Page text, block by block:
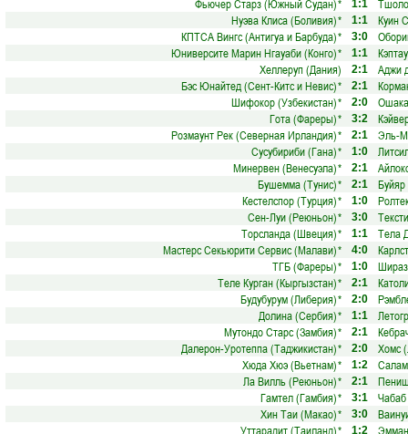
Фьючер Старз (Южный Судан)* 1:1
Нуэва Клиса (Боливия)* 1:1
Куин
КПТСА Вингс (Антигуа и Барбуда)* 3:0
Юниверсите Марин Нгауаби (Конго)* 1:1
Хеллеруп (Дания)
2:1
Аджи
Бэс Юнайтед (Сент-Китс и Невис)* 2:1
Шифокор (Узбекистан)* 2:0
Гота (Фареры)* 3:2
Розмаунт Рек (Северная Ирландия)* 2:1
Эль-
Сусубириби (Гана)* 1:0
Минервен (Венесуэла)* 2:1
Бушемма (Тунис)* 2:1
Кестелспор (Турция)* 1:0
Сен-Луи (Реюньон)* 3:0
Торсланда (Швеция)* 1:1
Тела
Мастерс Секьюрити Сервис (Малави)* 4:0
ТГБ (Фареры)* 1:0
Теле Курган (Кыргызстан)* 2:1
Будубурум (Либерия)* 2:0
Долина (Сербия)* 1:1
Мутондо Старс (Замбия)* 2:1
Далерон-Уротеппа (Таджикистан)* 2:0
Хомс
Хюда Хюэ (Вьетнам)* 1:2
Ла Вилль (Реюньон)* 2:1
Гамтел (Гамбия)* 3:1
Хин Таи (Макао)* 3:0
Уттарадит (Таиланд)* 1:2